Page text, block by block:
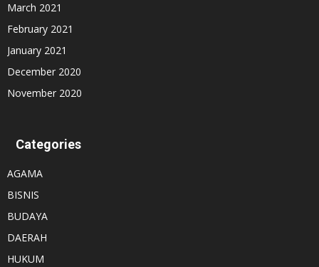
March 2021
February 2021
January 2021
December 2020
November 2020
Categories
AGAMA
BISNIS
BUDAYA
DAERAH
HUKUM